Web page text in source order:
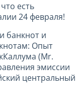
есть
24 февраля!
банкнот и
Опыт
(Mr.
эмиссии
центральный